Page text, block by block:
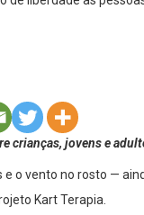
crianças, jovens e
e o vento no rosto —
Kart Terapia.